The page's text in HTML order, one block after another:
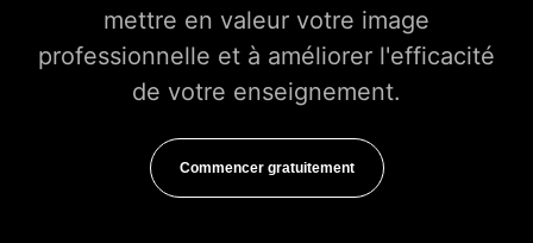
mettre en valeur votre image
professionnelle et à améliorer l'efficacité
de votre enseignement.
Commencer gratuitement